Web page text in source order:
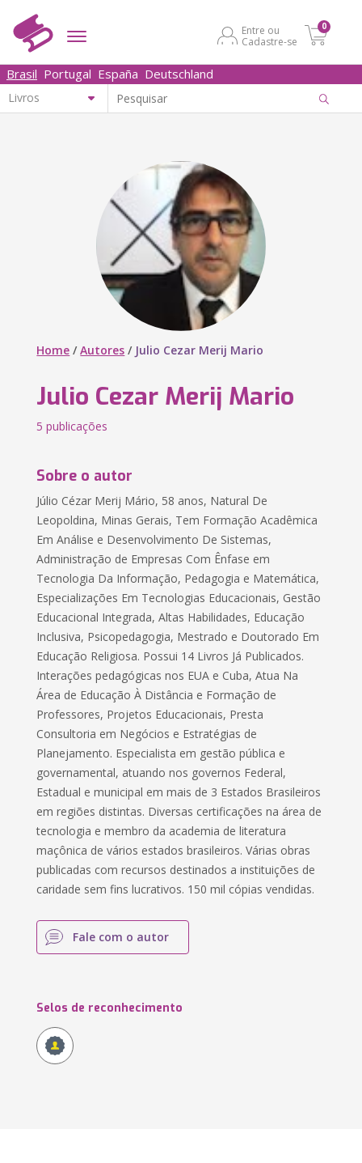
Entre ou
Cadastre-se
0
Brasil Portugal España Deutschland
Home /Autores / Julio Cezar Merij Mario
Julio Cezar Merij Mario
5 publicações
Sobre o autor
Júlio Cézar Merij Mário, 58 anos, Natural De
Leopoldina, Minas Gerais, Tem Formação Acadêmica
Em Análise e Desenvolvimento De Sistemas,
Administração de Empresas Com Ênfase em
Tecnologia Da Informação, Pedagogia e Matemática,
Especializações Em Tecnologias Educacionais, Gestão
Educacional Integrada, Altas Habilidades, Educação
Inclusiva, Psicopedagogia, Mestrado e Doutorado Em
Educação Religiosa. Possui 14 Livros Já Publicados.
Interações pedagógicas nos EUA e Cuba, Atua Na
Área de Educação À Distância e Formação de
Professores, Projetos Educacionais, Presta
Consultoria em Negócios e Estratégias de
Planejamento. Especialista em gestão pública e
governamental, atuando nos governos Federal,
Estadual e municipal em mais de 3 Estados Brasileiros
em regiões distintas. Diversas certificações na área de
tecnologia e membro da academia de literatura
maçônica de vários estados brasileiros. Várias obras
publicadas com recursos destinados a instituições de
caridade sem fins lucrativos. 150 mil cópias vendidas.
Fale com o autor
Selos de reconhecimento